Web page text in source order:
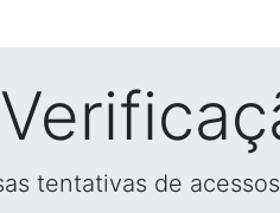
tentativas de